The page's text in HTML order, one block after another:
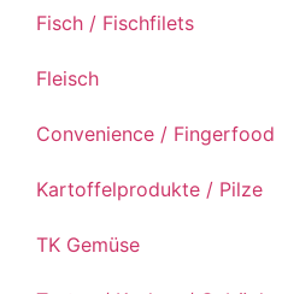
Fisch / Fischfilets
Fleisch
Convenience / Fingerfood
Kartoffelprodukte / Pilze
TK Gemüse